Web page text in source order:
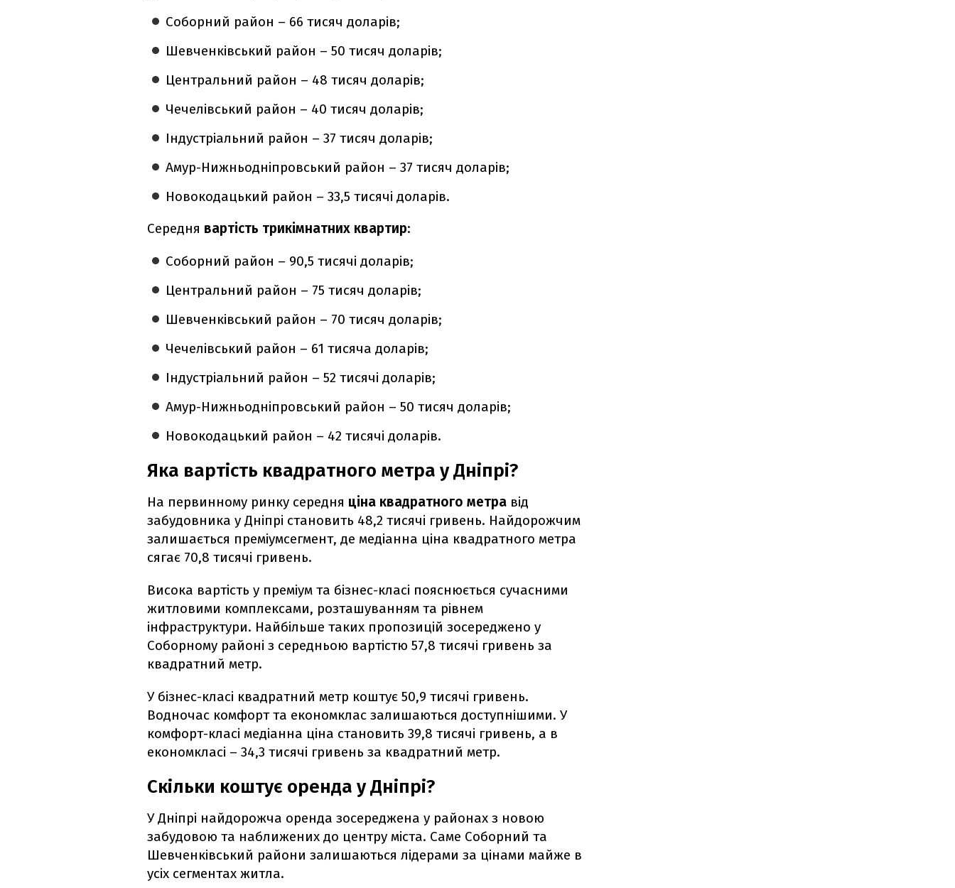
Соборний район – 66 тисяч доларів;
Шевченківський район – 50 тисяч доларів;
Центральний район – 48 тисяч доларів;
Чечелівський район – 40 тисяч доларів;
Індустріальний район – 37 тисяч доларів;
Амур-Нижньодніпровський район – 37 тисяч доларів;
Новокодацький район – 33,5 тисячі доларів.
Середня вартість трикімнатних квартир:
Соборний район – 90,5 тисячі доларів;
Центральний район – 75 тисяч доларів;
Шевченківський район – 70 тисяч доларів;
Чечелівський район – 61 тисяча доларів;
Індустріальний район – 52 тисячі доларів;
Амур-Нижньодніпровський район – 50 тисяч доларів;
Новокодацький район – 42 тисячі доларів.
Яка вартість квадратного метра у Дніпрі?
На первинному ринку середня ціна квадратного метра від
забудовника у Дніпрі становить 48,2 тисячі гривень. Найдорожчим
залишається преміумсегмент, де медіанна ціна квадратного метра
сягає 70,8 тисячі гривень.
Висока вартість у преміум та бізнес-класі пояснюється сучасними
житловими комплексами, розташуванням та рівнем
інфраструктури. Найбільше таких пропозицій зосереджено у
Соборному районі з середньою вартістю 57,8 тисячі гривень за
квадратний метр.
У бізнес-класі квадратний метр коштує 50,9 тисячі гривень.
Водночас комфорт та економклас залишаються доступнішими. У
комфорт-класі медіанна ціна становить 39,8 тисячі гривень, а в
економкласі – 34,3 тисячі гривень за квадратний метр.
Скільки коштує оренда у Дніпрі?
У Дніпрі найдорожча оренда зосереджена у районах з новою
забудовою та наближених до центру міста. Саме Соборний та
Шевченківський райони залишаються лідерами за цінами майже в
усіх сегментах житла.